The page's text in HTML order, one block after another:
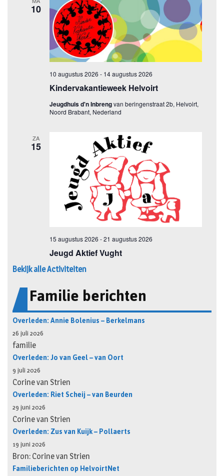
Bekijk alle Activiteiten
Familie berichten
Overleden: Annie Bolenius – Berkelmans
26 juli 2026
familie
Overleden: Jo van Geel – van Oort
9 juli 2026
Corine van Strien
Overleden: Riet Scheij – van Beurden
29 juni 2026
Corine van Strien
Overleden: Zus van Kuijk – Pollaerts
19 juni 2026
Bron: Corine van Strien
Familieberichten op HelvoirtNet